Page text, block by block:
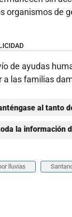
organismos de
de ayudas
a las familias
al tanto
la información
lluvias